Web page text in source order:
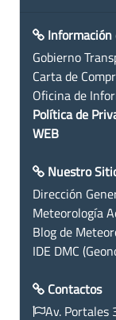
Gobierno
Carta de
Oficina de
Política de
WEB
Nuestro
Dirección
Meteorología
Blog de
IDE DMC
Contactos
Av. Portales